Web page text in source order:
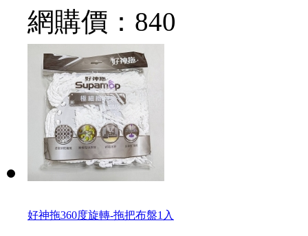
網購價： 840
好神拖360度旋轉-拖把布盤1入